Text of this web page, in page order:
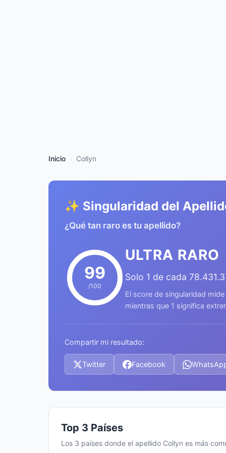
Inicio Collyn
✨ Singularidad del
¿Qué tan raro es tu apellido?
99
/100
ULTRA RARO
Solo 1 de cada
El score de singularidad
mientras que 1 significa
Compartir mi resultado:
Twitter Facebook
Top 3 Países
Los 3 países donde el apellido Collyn es más